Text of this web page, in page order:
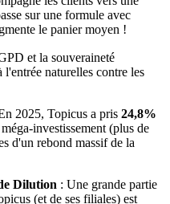
sur une formule avec
le panier moyen !
et la souveraineté
l'entrée naturelles contre les
2025, Topicus a pris 24,8%
investissement (plus de
d'un rebond massif de la
Dilution : Une grande partie
(et de ses filiales) est